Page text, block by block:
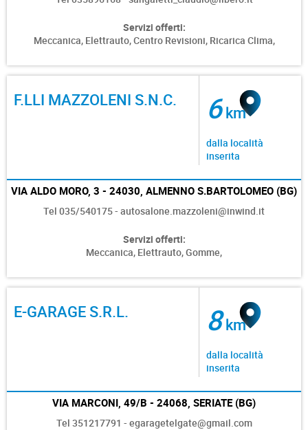
Servizi offerti:
Meccanica, Elettrauto,Centro Revisioni, Ricarica Clima,
F.LLI MAZZOLENI S.N.C. 6km
dalla località
inserita
VIA ALDO MORO, 3 - 24030, ALMENNO S.BARTOLOMEO (BG)
Tel 035/540175 - autosalone.mazzoleni@inwind.it
Servizi offerti:
Meccanica, Elettrauto,Gomme,
E-GARAGE S.R.L. 8km
dalla località
inserita
VIA MARCONI, 49/B - 24068, SERIATE (BG)
Tel 351217791 - egaragetelgate@gmail.com